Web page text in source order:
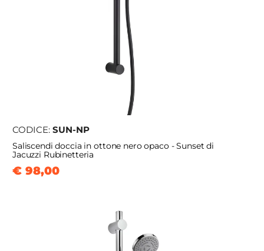
CODICE: SUN-NP
Saliscendi doccia in ottone nero opaco - Sunset di
Jacuzzi Rubinetteria
€ 98,00